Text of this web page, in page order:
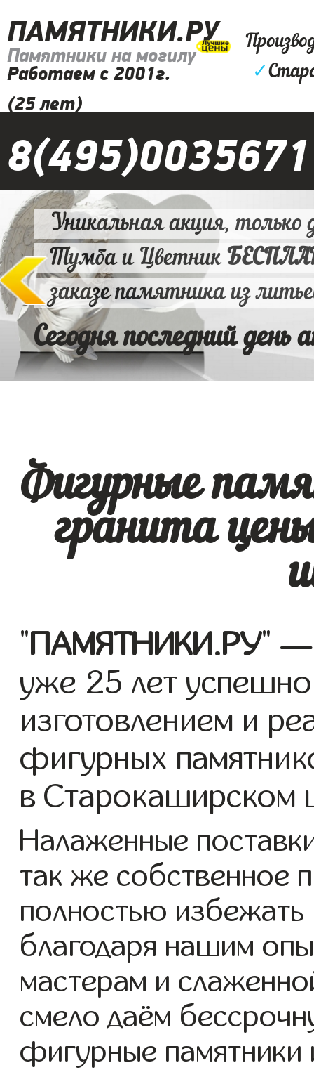
ПАМЯТНИКИ.РУ
Памятники на могилу
Работаем с 2001г.
(25 лет)
✓
8(495)0035671
Уникальная акция, только
Тумба и Цветник
заказе памятника из
Сегодня последний день
Фигурные
гранита
"ПАМЯТНИКИ.РУ" —
уже 25 лет
изготовлением и
фигурных
в Старокаширском
Налаженные
так же собственное
полностью
благодаря нашим
мастерам и
смело даём
фигурные памятники